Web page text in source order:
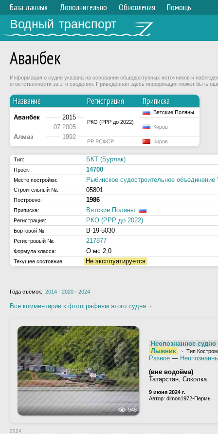
База данных Дополнительно Обновления Помощь
Водный транспорт
Аванбек
Информация о судне указана на основании общедоступных источников и
ответственности за эти сведения. Приведённая здесь информация может быть
Название Регистрация Приписка
Аванбек 2015
РКО (РРР до 2022)
Вятские Поляны
07.2005 Киров
Алмаз 1992
РР РСФСР Киров
Тип: БКТ (Бурлак)
Проект: 14700
Место постройки: Рыбинское судостроительное
Строительный №: 05801
Построено: 1986
Приписка: Вятские Поляны
Регистрация: РКО (РРР до 2022)
Бортовой №: В-19-5030
Регистровый №: 217877
Формула класса: О мс 2,0
Текущее состояние: Не эксплуатируется
Года съёмок: 2014 · 2020 · 2024
Все комментарии к фотографиям этого судна·
948
Неопознанное
Лыжник
· Тип
Разное —
(вне водоёма)
Татарстан, Соколка
9 июня 2024 г.
Автор: dimon1972-Пермь
2024